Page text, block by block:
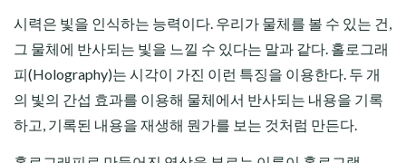
시력은 빛을 인식하는 능력이다. 우리가 물체를 볼 수 있는 건,
그 물체에 반사되는 빛을 느낄 수 있다는 말과 같다. 홀로그래
피(Holography)는 시각이 가진 이런 특징을 이용한다. 두 개
의 빛의 간섭 효과를 이용해 물체에서 반사되는 내용을 기록
하고, 기록된 내용을 재생해 뭔가를 보는 것처럼 만든다.